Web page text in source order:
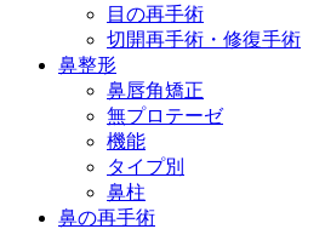
目の再手術
切開再手術・修復手術
鼻整形
鼻唇角矯正
無プロテーゼ
機能
タイプ別
鼻柱
鼻の再手術